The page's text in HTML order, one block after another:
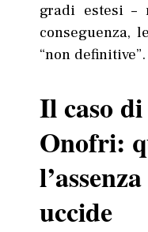
gradi estesi
conseguenza,
“non definitive”.
Il caso
Onofri:
uccide